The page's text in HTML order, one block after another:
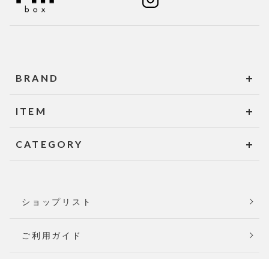
BRAND
ITEM
CATEGORY
ショップリスト
ご利用ガイド